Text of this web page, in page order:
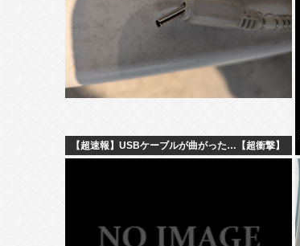
【超速報】USBケーブルが曲がった…【超衝撃】